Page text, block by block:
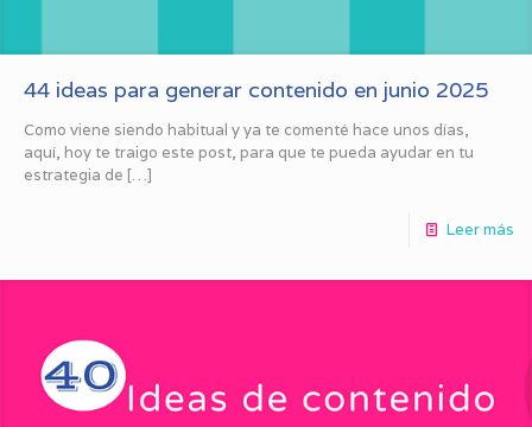
44 ideas para generar contenido en junio 2025
Como viene siendo habitual y ya te comenté hace unos días,
aquí, hoy te traigo este post, para que te pueda ayudar en tu
estrategia de […]
Leer más